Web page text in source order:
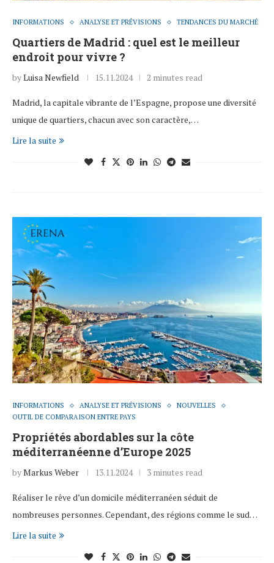
INFORMATIONS ANALYSE ET PRÉVISIONS TENDANCES DU MARCHÉ
Quartiers de Madrid : quel est le meilleur
endroit pour vivre ?
byLuisa Newfield 15.11.2024 2 minutes read
Madrid, la capitale vibrante de l’Espagne, propose une diversité
unique de quartiers, chacun avec son caractère,…
Lire la suite
INFORMATIONS ANALYSE ET PRÉVISIONS
NOUVELLES
OUTIL DE COMPARAISON ENTRE PAYS
Propriétés abordables sur la côte
méditerranéenne d’Europe 2025
byMarkus Weber 13.11.2024 3 minutes read
Réaliser le rêve d’un domicile méditerranéen séduit de
nombreuses personnes. Cependant, des régions comme le sud…
Lire la suite